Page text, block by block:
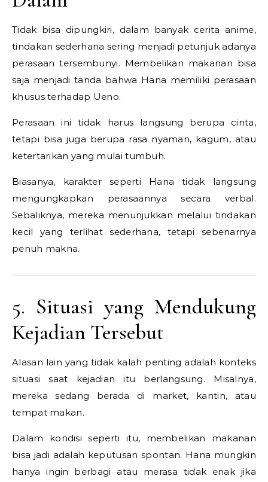
Tidak bisa dipungkiri, dalam banyak cerita anime,
tindakan sederhana sering menjadi petunjuk adanya
perasaan tersembunyi. Membelikan makanan bisa
saja menjadi tanda bahwa Hana memiliki perasaan
khusus terhadap Ueno.
Perasaan ini tidak harus langsung berupa cinta,
tetapi bisa juga berupa rasa nyaman, kagum, atau
ketertarikan yang mulai tumbuh.
Biasanya, karakter seperti Hana tidak langsung
mengungkapkan perasaannya secara verbal.
Sebaliknya, mereka menunjukkan melalui tindakan
kecil yang terlihat sederhana, tetapi sebenarnya
penuh makna.
5. Situasi yang Mendukung
Kejadian Tersebut
Alasan lain yang tidak kalah penting adalah konteks
situasi saat kejadian itu berlangsung. Misalnya,
mereka sedang berada di market, kantin, atau
tempat makan.
Dalam kondisi seperti itu, membelikan makanan
bisa jadi adalah keputusan spontan. Hana mungkin
hanya ingin berbagi atau merasa tidak enak jika